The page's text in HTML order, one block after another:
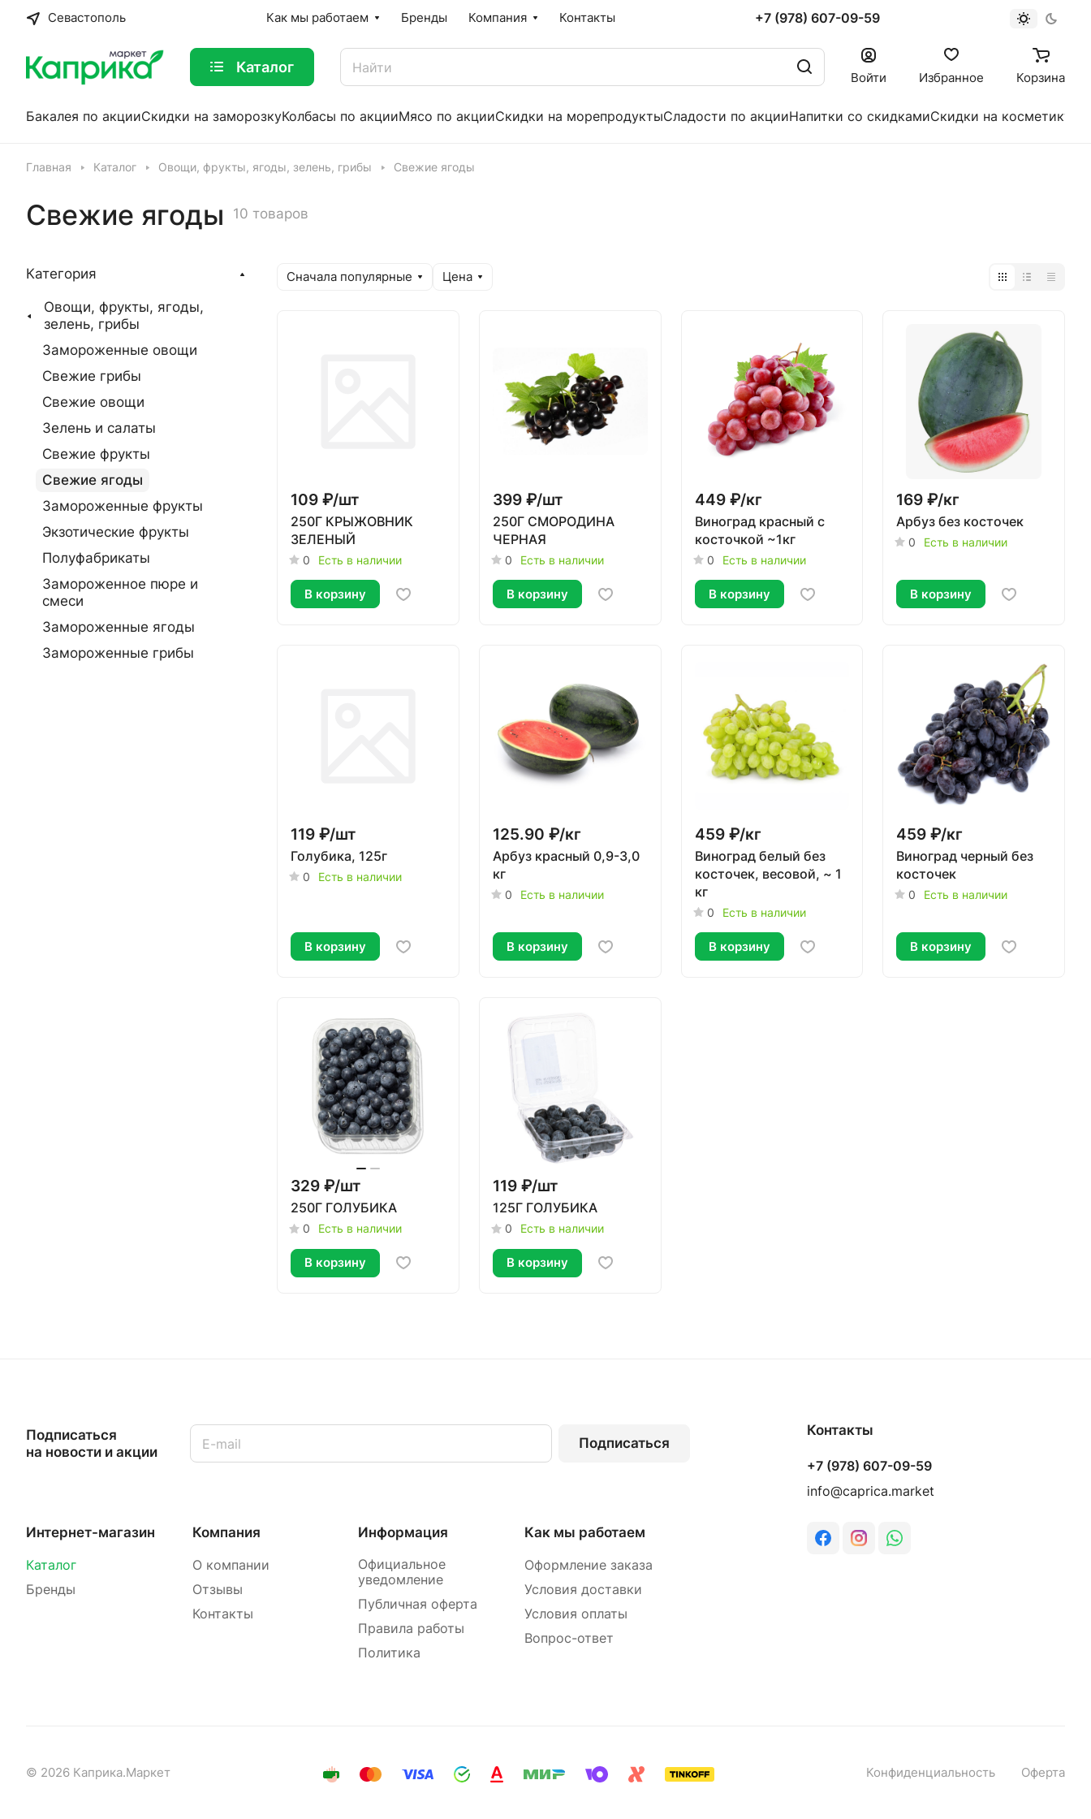
Севастополь Как мы работаем Бренды Компания Контакты +7 (978) 607-09-59
Каталог
Войти Избранное Корзина
Бакалея по акцииСкидки на заморозкуКолбасы по акцииМясо по акцииСкидки на морепродуктыСладости по акцииНапитки со скидкамиСкидки на косметику
Главная Каталог Овощи, фрукты, ягоды, зелень, грибы Свежие ягоды
Свежие ягоды 10 товаров
Сначала популярные Цена
109 ₽/шт
250Г КРЫЖОВНИК
ЗЕЛЕНЫЙ
0 Есть в наличии
В корзину
399 ₽/шт
250Г СМОРОДИНА
ЧЕРНАЯ
0 Есть в наличии
В корзину
449 ₽/кг
Виноград красный с
косточкой ~1кг
0 Есть в наличии
В корзину
169 ₽/кг
Арбуз без косточек
0 Есть в наличии
В корзину
119 ₽/шт
Голубика, 125г
0 Есть в наличии
В корзину
125.90 ₽/кг
Арбуз красный 0,9-3,0
кг
0 Есть в наличии
В корзину
459 ₽/кг
Виноград белый без
косточек, весовой, ~ 1
кг
0 Есть в наличии
В корзину
459 ₽/кг
Виноград черный без
косточек
0 Есть в наличии
В корзину
329 ₽/шт
250Г ГОЛУБИКА
0 Есть в наличии
В корзину
119 ₽/шт
125Г ГОЛУБИКА
0 Есть в наличии
В корзину
Категория
Овощи, фрукты, ягоды,
зелень, грибы
Замороженные овощи
Свежие грибы
Свежие овощи
Зелень и салаты
Свежие фрукты
Свежие ягоды
Замороженные фрукты
Экзотические фрукты
Полуфабрикаты
Замороженное пюре и
смеси
Замороженные ягоды
Замороженные грибы
Подписаться
на новости и акции
Подписаться
Интернет-магазин
Каталог
Бренды
Компания
О компании
Отзывы
Контакты
Информация
Официальное
уведомление
Публичная оферта
Правила работы
Политика
Как мы работаем
Оформление заказа
Условия доставки
Условия оплаты
Вопрос-ответ
Контакты
+7 (978) 607-09-59
info@caprica.market
© 2026 Каприка.Маркет Конфиденциальность Оферта